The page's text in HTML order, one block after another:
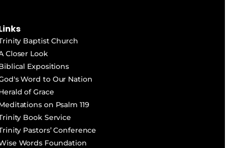
disminuir
el
volumen.
Baptist Church
Closer Look
Expositions
Word to Our Nation
of Grace
on Psalm 119
Book Service
Pastors’ Conference
Words Foundation